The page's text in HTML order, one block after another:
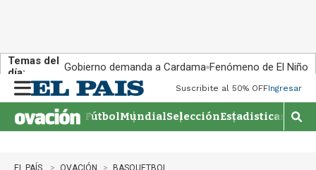
Temas del
día:
Gobierno demanda a Cardama Fenómeno de El Niño
n
u
Suscribite al 50% OFFIngresar
FútbolMundialSelecciónEstadisticas
M
o
EL PAÍS OVACIÓN BASQUETBOL